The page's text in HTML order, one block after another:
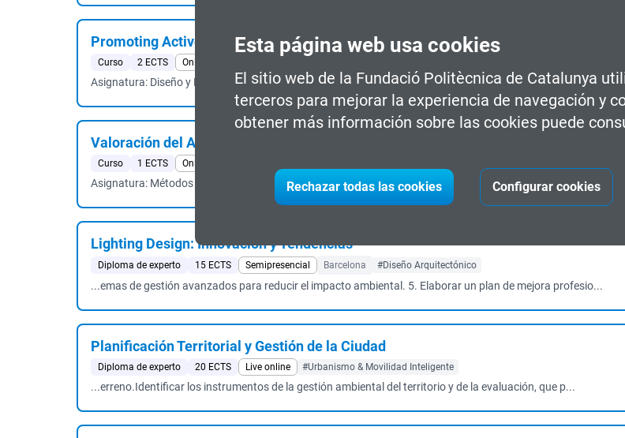
Esta página web usa cookies
El sitio web de la Fundació Politècnica de Catalunya
terceros para mejorar la experiencia de navegación y
obtener más información sobre las cookies puede
Rechazar todas las cookies Configurar cookies
Promoting Active Cities in Europe (PACE)
Curso 2 ECTS Online
Asignatura: Diseño y Evaluación de Sistemas de Movilidad Activa
Valoración del Ambiente Térmico: Métodos
Curso 1 ECTS Online
Asignatura: Métodos de evaluación del ambiente térmico en exteriores e interiores
Lighting Design: Innovación y Tendencias
Diploma de experto 15 ECTS Semipresencial Barcelona #Diseño Arquitectónico
...emas de gestión avanzados para reducir el impacto ambiental. 5. Elaborar un plan de mejora profesio...
Planificación Territorial y Gestión de la Ciudad
Diploma de experto 20 ECTS Live online #Urbanismo & Movilidad Inteligente
...erreno.Identificar los instrumentos de la gestión ambiental del territorio y de la evaluación, que p...